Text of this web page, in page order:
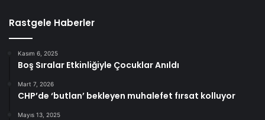
Rastgele Haberler
Kasım 6, 2025
Boş Sıralar Etkinliğiyle Çocuklar Anıldı
Mart 7, 2026
CHP’de ‘butlan’ bekleyen muhalefet fırsat kolluyor
Mayıs 13, 2025